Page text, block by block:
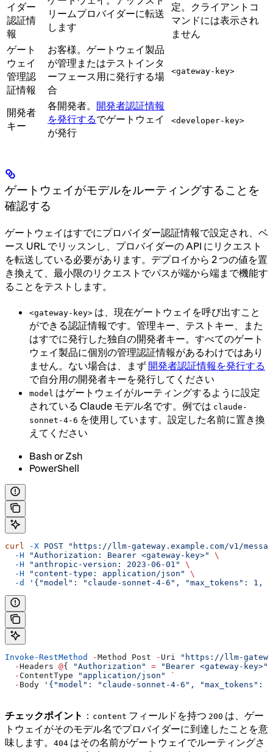
イダー
認証情
報
リームプロバイダーに転送
します
定。クライアントコ
マンドには表示され
ません
ゲート
ウェイ
管理認
証情報
お客様。ゲートウェイ製品
が管理またはテストインタ
ーフェース用に発行する場
合
<gateway-key>
開発者
キー
各開発者。 開発者認証情報
を発行するでゲートウェイ
が発行
<developer-key>
ゲートウェイがモデルをルーティングすることを
確認する
ゲートウェイはすでにプロバイダー認証情報で設定され、ベ
ース URL でリッスンし、プロバイダーの API にリクエスト
を転送している必要があります。デプロイから 2 つの値を置
き換えて、最小限のリクエストでパスが端から端まで機能す
ることをテストします。
<gateway-key> は、現在ゲートウェイを呼び出すこと
ができる認証情報です。管理キー、テストキー、また
はすでに発行した独自の開発者キー。すべてのゲート
ウェイ製品に個別の管理認証情報があるわけではあり
ません。ない場合は、まず 開発者認証情報を発行する
で自分用の開発者キーを発行してください
model はゲートウェイがルーティングするように設定
されている Claude モデル名です。例では claude-
sonnet-4-6 を使用しています。設定した名前に置き換
えてください
Bash or Zsh
PowerShell
curl -X POST "https://llm-gateway.example.com/v1/
  -H
"Authorization: Bearer <gateway-key>"
\
  -H
"anthropic-version: 2023-06-01"
\
  -H
"content-type: application/json"
\
  -d
'{"model": "claude-sonnet-4-6", "max_tokens":
Invoke-RestMethod -Method Post - Uri
"https://llm-
  -
Headers @{ "Authorization" = "Bearer <gateway-key>"
  -
ContentType "application/json"
`
  -
Body '{"model": "claude-sonnet-4-6",
チェックポイント ： content フィールドを持つ 200 は、ゲー
トウェイがそのモデル名でプロバイダーに到達したことを意
味します。
404 はその名前がゲートウェイでルーティングさ